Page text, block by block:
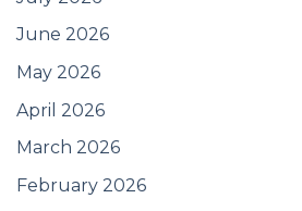
June 2026
May 2026
April 2026
March 2026
February 2026